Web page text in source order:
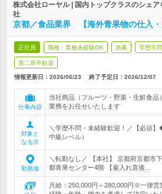
株式会社ローヤル | 国内トップクラスのシェ
社
京都／食品業界 【海外青果物の仕入・
正社員 職種・業種未経験OK 急募 学歴不問
第二新卒歓迎
情報更新日：2026/06/23 終了予定日： 2026/12/07
仕事内容
当社商品（フルーツ・野菜・生鮮食品
業務をお任せいたします
対象と
なる方
＼学歴不問・未経験歓迎！／【必須
中級レベル）
勤務地
＼転勤なし／ 【本社】 京都府京都市
都青果センター4階 【雇入れ直後…
月給：250,000円～280,000円※一律